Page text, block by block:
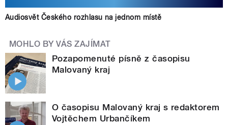
Audiosvět Českého rozhlasu na jednom místě
MOHLO BY VÁS ZAJÍMAT
Pozapomenuté písně z časopisu
Malovaný kraj
O časopisu Malovaný kraj s redaktorem
Vojtěchem Urbančíkem